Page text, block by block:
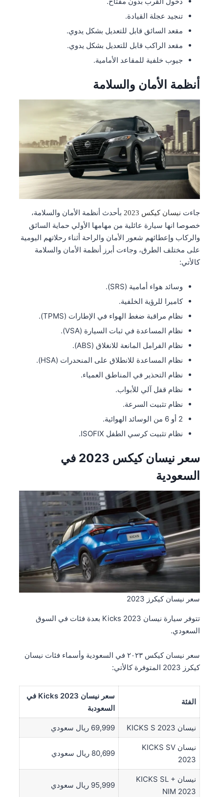
تنجيد عجلة القيادة.
مقعد السائق قابل للتعديل بشكل يدوي.
مقعد الراكب قابل للتعديل بشكل يدوي.
جيوب خلفية للمقاعد الأمامية.
أنظمة الأمان والسلامة
جاءت نيسان كيكس 2023
بأحدث أنظمة الأمان والسلامة،
خصوصا انها سيارة عائلية من مهامها الأولي حماية السائق
والركاب وإعطائهم شعور الأمان والراحة أثناء رحلاتهم اليومية
على مختلف الطرق، وجاءت أبرز أنظمة الأمان والسلامة
كالأتي:
وسائد هواء أمامية (SRS).
كاميرا للرؤية الخلفية.
نظام مراقبة ضغط الهواء في الإطارات (TPMS).
نظام المساعدة في ثبات السيارة (VSA).
نظام الفرامل المانعة للانغلاق (ABS).
نظام المساعدة للانطلاق على المنحدرات (HSA).
نظام التحذير في المناطق العمياء.
نظام قفل آلي للأبواب.
نظام تثبيت السرعة.
2 أو 6 من الوسائد الهوائية.
نظام تثبيت كرسي الطفل ISOFIX.
سعر نيسان كيكس 2023 في
السعودية
سعر نيسان كيكرز 2023
تتوفر سيارة نيسان Kicks 2023 بعدة فئات في السوق
السعودي.
سعر نيسان كيكس ٢٠٢۳ في السعودية وأسماء فئات نيسان
كيكرز 2023 المتوفرة كالأتي:
الفئة
سعر نيسان Kicks 2023 في
السعودبة
نيسان KICKS S 2023 69,999 ريال سعودي
نيسان KICKS SV
2023
80,699 ريال سعودي
نيسان KICKS SL +
NIM 2023
95,999 ريال سعودي